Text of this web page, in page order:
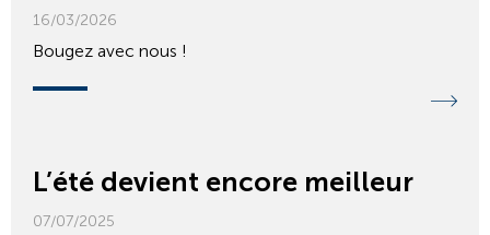
16/03/2026
Bougez avec nous !
L’été devient encore meilleur
07/07/2025